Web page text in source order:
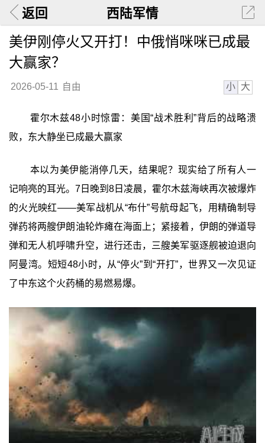
返回 西陆军情
美伊刚停火又开打！中俄悄咪咪已成最
大赢家？
2026-05-11 自由 小 大
霍尔木兹48小时惊雷：美国“战术胜利”背后的战略溃
败，东大静坐已成最大赢家
本以为美伊能消停几天，结果呢？现实给了所有人一
记响亮的耳光。7日晚到8日凌晨，霍尔木兹海峡再次被爆炸
的火光映红——美军战机从“布什”号航母起飞，用精确制导
弹药将两艘伊朗油轮炸瘫在海面上；紧接着，伊朗的弹道导
弹和无人机呼啸升空，进行还击，三艘美军驱逐舰被迫退向
阿曼湾。短短48小时，从“停火”到“开打”，世界又一次见证
了中东这个火药桶的易燃易爆。